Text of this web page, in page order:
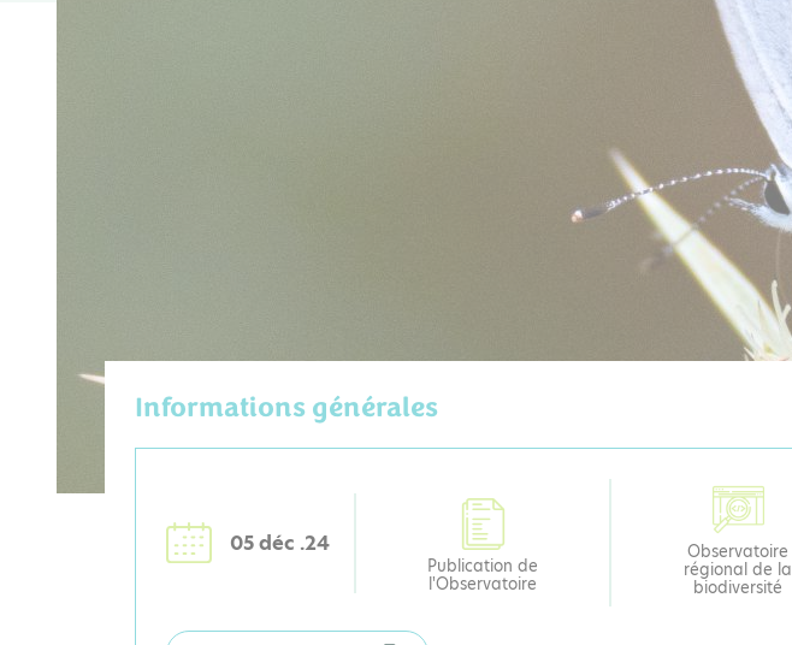
Informations générales
05 déc .24
Publication de
l'Observatoire
Observatoire
régional de la
biodiversité